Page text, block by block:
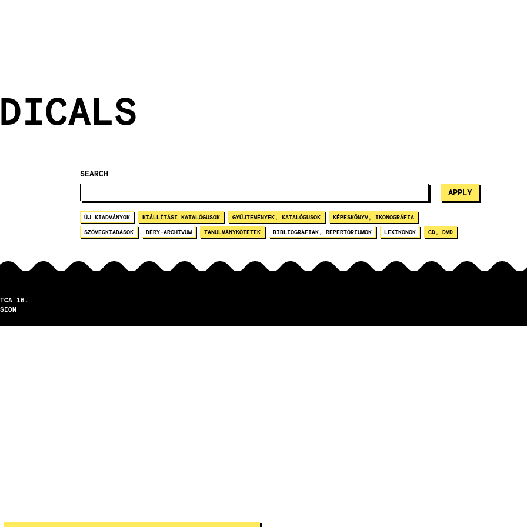
SEARCH
ÚJ KIADVÁNYOK KIÁLLÍTÁSI KATALÓGUSOK GYŰJTEMÉNYEK, KATALÓGUSOK KÉPESKÖNYV, IKONOGRÁFIA
SZÖVEGKIADÁSOK DÉRY-ARCHÍVUM TANULMÁNYKÖTETEK BIBLIOGRÁFIÁK, REPERTÓRIUMOK LEXIKONOK CD, DVD
16.